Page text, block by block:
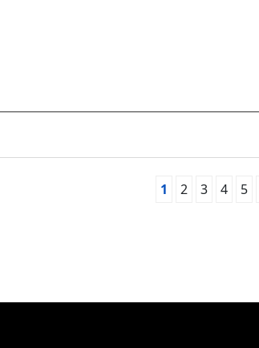
1 2 3 4 5